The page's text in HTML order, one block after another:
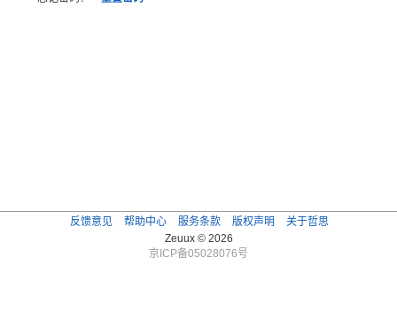
反馈意见 帮助中心 服务条款 版权声明
关于哲思
Zeuux © 2026
京ICP备05028076号